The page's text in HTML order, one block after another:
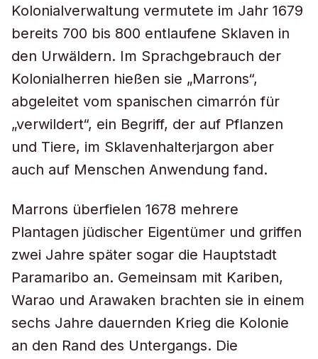
Kolonialverwaltung vermutete im Jahr 1679
bereits 700 bis 800 entlaufene Sklaven in
den Urwäldern. Im Sprachgebrauch der
Kolonialherren hießen sie „Marrons“,
abgeleitet vom spanischen cimarrón für
„verwildert“, ein Begriff, der auf Pflanzen
und Tiere, im Sklavenhalterjargon aber
auch auf Menschen Anwendung fand.
Marrons überfielen 1678 mehrere
Plantagen jüdischer Eigentümer und griffen
zwei Jahre später sogar die Hauptstadt
Paramaribo an. Gemeinsam mit Kariben,
Warao und Arawaken brachten sie in einem
sechs Jahre dauernden Krieg die Kolonie
an den Rand des Untergangs. Die